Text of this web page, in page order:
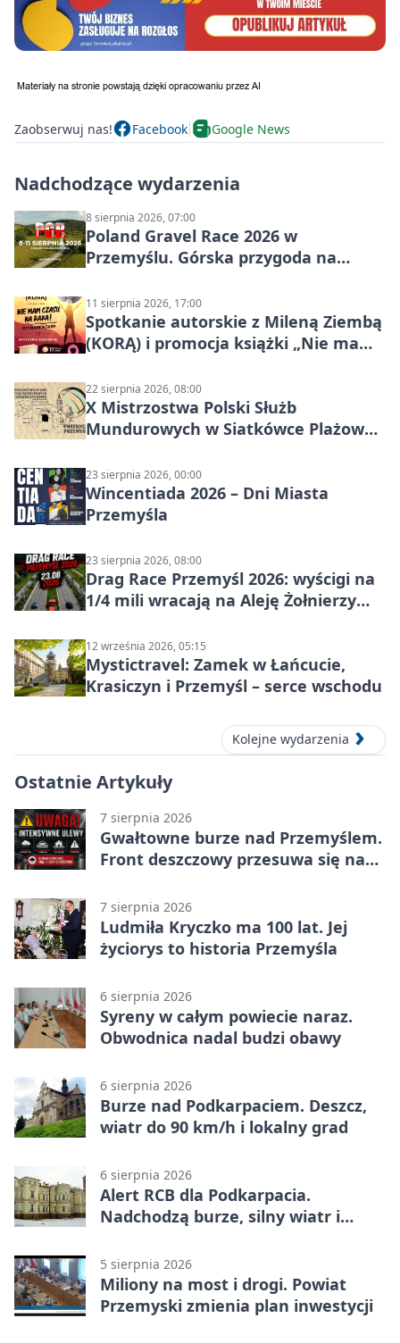
Zaobserwuj nas! Facebook Google News
Nadchodzące wydarzenia
8 sierpnia 2026, 07:00
Poland Gravel Race 2026 w
Przemyślu. Górska przygoda na
11 sierpnia 2026, 17:00
Spotkanie autorskie z Mileną Ziembą
(KORĄ) i promocja książki „Nie mam
22 sierpnia 2026, 08:00
X Mistrzostwa Polski Służb
Mundurowych w Siatkówce Plażowej
23 sierpnia 2026, 00:00
Wincentiada 2026 – Dni Miasta
Przemyśla
23 sierpnia 2026, 08:00
Drag Race Przemyśl 2026: wyścigi na
1/4 mili wracają na Aleję Żołnierzy
12 września 2026, 05:15
Mystictravel: Zamek w Łańcucie,
Krasiczyn i Przemyśl – serce wschodu
Kolejne wydarzenia
Ostatnie Artykuły
7 sierpnia 2026
Gwałtowne burze nad Przemyślem.
Front deszczowy przesuwa się na
7 sierpnia 2026
Ludmiła Kryczko ma 100 lat. Jej
życiorys to historia Przemyśla
6 sierpnia 2026
Syreny w całym powiecie naraz.
Obwodnica nadal budzi obawy
6 sierpnia 2026
Burze nad Podkarpaciem. Deszcz,
wiatr do 90 km/h i lokalny grad
6 sierpnia 2026
Alert RCB dla Podkarpacia.
Nadchodzą burze, silny wiatr i
5 sierpnia 2026
Miliony na most i drogi. Powiat
Przemyski zmienia plan inwestycji